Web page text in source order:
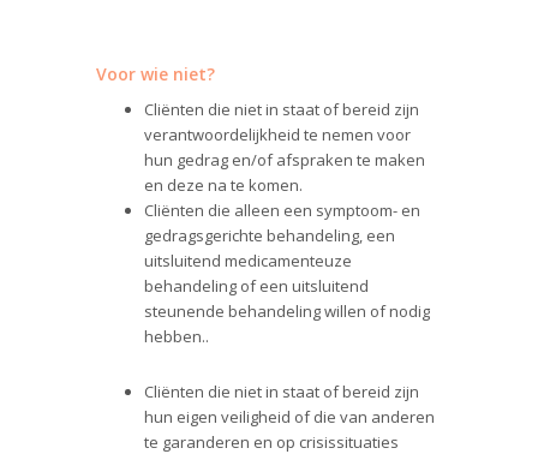
Voor wie niet?
Cliënten die niet in staat of bereid zijn
verantwoordelijkheid te nemen voor
hun gedrag en/of afspraken te maken
en deze na te komen.
Cliënten die alleen een symptoom- en
gedragsgerichte behandeling, een
uitsluitend medicamenteuze
behandeling of een uitsluitend
steunende behandeling willen of nodig
hebben..
Cliënten die niet in staat of bereid zijn
hun eigen veiligheid of die van anderen
te garanderen en op crisissituaties